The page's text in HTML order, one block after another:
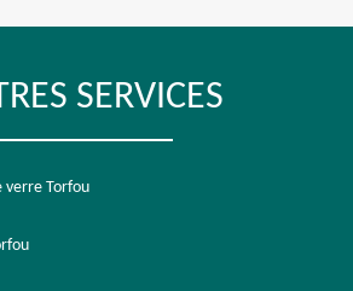
SERVICES
verre Torfou